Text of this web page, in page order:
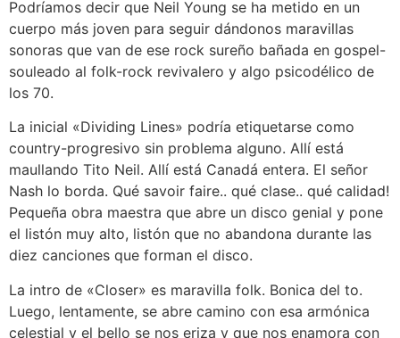
Podríamos decir que Neil Young se ha metido en un
cuerpo más joven para seguir dándonos maravillas
sonoras que van de ese rock sureño bañada en gospel-
souleado al folk-rock revivalero y algo psicodélico de
los 70.
La inicial «Dividing Lines» podría etiquetarse como
country-progresivo sin problema alguno. Allí está
maullando Tito Neil. Allí está Canadá entera. El señor
Nash lo borda. Qué savoir faire.. qué clase.. qué calidad!
Pequeña obra maestra que abre un disco genial y pone
el listón muy alto, listón que no abandona durante las
diez canciones que forman el disco.
La intro de «Closer» es maravilla folk. Bonica del to.
Luego, lentamente, se abre camino con esa armónica
celestial y el bello se nos eriza y que nos enamora con